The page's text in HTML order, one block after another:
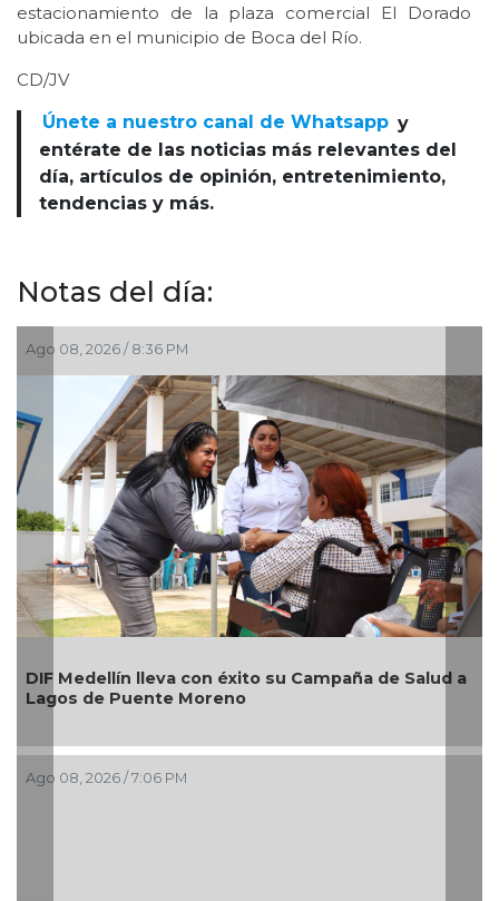
estacionamiento de la plaza comercial El Dorado
ubicada en el municipio de Boca del Río.
CD/JV
Únete a nuestro canal de Whatsapp y
entérate de las noticias más relevantes del
día, artículos de opinión, entretenimiento,
tendencias y más.
Notas del día:
Ago 08, 2026 / 8:36 PM
DIF Medellín lleva con éxito su Campaña de Salud a
Lagos de Puente Moreno
Ago 08, 2026 / 7:06 PM